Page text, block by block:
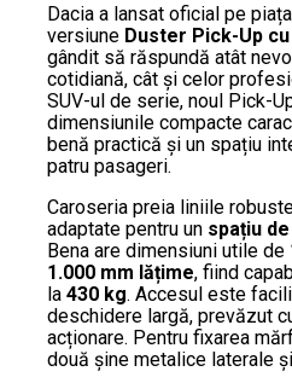
Dacia a lansat oficial pe
versiune Duster Pick-Up
gândit să răspundă atât
cotidiană, cât și celor
SUV-ul de serie, noul Pick-
dimensiunile compacte
benă practică și un spațiu
patru pasageri.
Caroseria preia liniile
adaptate pentru un spațiu
Bena are dimensiuni utile de
1.000 mm lățime, fiind
la 430 kg. Accesul este
deschidere largă, prevăzut
acționare. Pentru fixarea
două șine metalice laterale